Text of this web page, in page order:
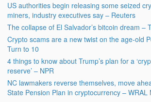
US authorities begin releasing some seized
miners, industry executives say – Reuters
The collapse of El Salvador’s bitcoin dream –
Crypto scams are a new twist on the age-old
Turn to 10
4 things to know about Trump’s plan for a
reserve’ – NPR
NC lawmakers reverse themselves, move
State Pension Plan in cryptocurrency – WRAL